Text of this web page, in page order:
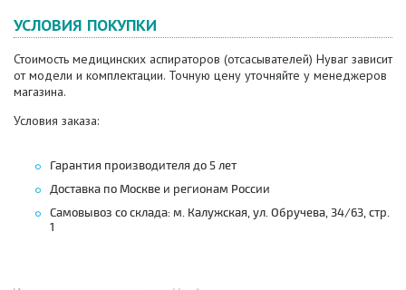
УСЛОВИЯ ПОКУПКИ
Стоимость медицинских аспираторов (отсасывателей) Нуваг зависит
от модели и комплектации. Точную цену уточняйте у менеджеров
магазина.
Условия заказа:
Гарантия производителя до 5 лет
Доставка по Москве и регионам России
Самовывоз со склада: м. Калужская, ул. Обручева, 34/63, стр.
1